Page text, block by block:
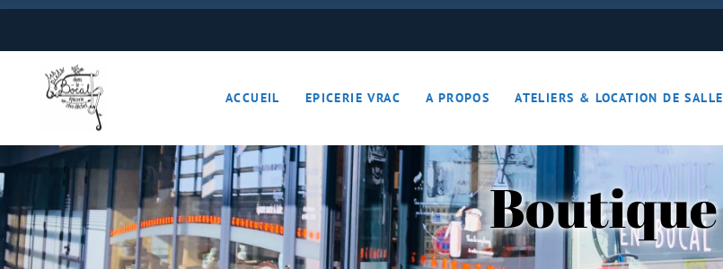
ACCUEIL EPICERIE VRAC
Boulangerie
Boissons
Cave à vins – Bières – Apérotime
A PROPOS ATELIERS & LOCATION DE SALLE
ON JOUE… ON S’DETEND !!
Boulangerie
Conserves
Cosmétiques
Crèmerie – Charcutaille
Epices et condiments
ON JOUE… ON S’DETEND !!
Boutique